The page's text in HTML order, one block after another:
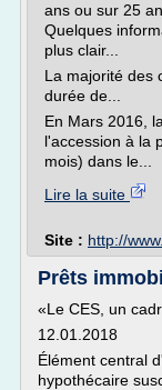
ans ou sur 25
Quelques
plus clair...
La majorité des
durée de...
En Mars 2016,
l'accession à la
mois) dans le...
Lire la suite
Site : http://
Prêts
«Le CES, un
12.01.2018
Élément central
hypothécaire